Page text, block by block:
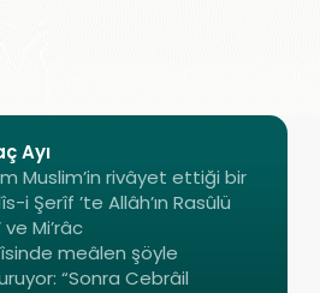
Ayı
Muslim’in rivâyet ettiği bir
i Şerîf ’te Allâh’ın Rasûlü
ve Mi’râc
meâlen şöyle
“Sonra Cebrâil